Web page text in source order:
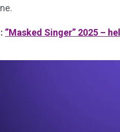
”Masked Singer” 2025 –